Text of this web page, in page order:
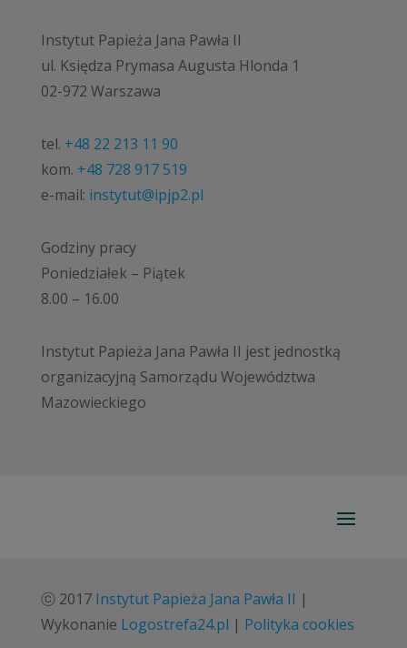
Instytut Papieża Jana Pawła II
ul. Księdza Prymasa Augusta Hlonda 1
02-972 Warszawa
tel. +48 22 213 11 90
kom. +48 728 917 519
e-mail: instytut@ipjp2.pl
Godziny pracy
Poniedziałek – Piątek
8.00 – 16.00
Instytut Papieża Jana Pawła II jest jednostką
organizacyjną Samorządu Województwa
Mazowieckiego
ⓒ 2017 Instytut Papieża Jana Pawła II |
Wykonanie Logostrefa24.pl | Polityka cookies